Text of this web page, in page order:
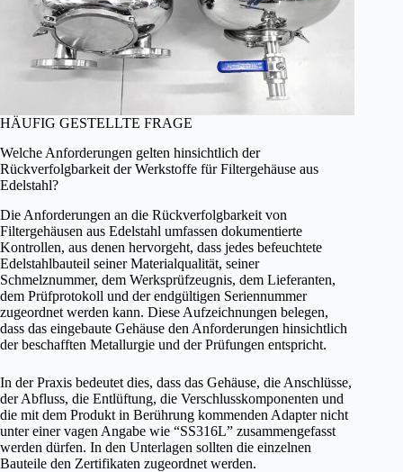
HÄUFIG GESTELLTE FRAGE
Welche Anforderungen gelten hinsichtlich der
Rückverfolgbarkeit der Werkstoffe für Filtergehäuse aus
Edelstahl?
Die Anforderungen an die Rückverfolgbarkeit von
Filtergehäusen aus Edelstahl umfassen dokumentierte
Kontrollen, aus denen hervorgeht, dass jedes befeuchtete
Edelstahlbauteil seiner Materialqualität, seiner
Schmelznummer, dem Werksprüfzeugnis, dem Lieferanten,
dem Prüfprotokoll und der endgültigen Seriennummer
zugeordnet werden kann. Diese Aufzeichnungen belegen,
dass das eingebaute Gehäuse den Anforderungen hinsichtlich
der beschafften Metallurgie und der Prüfungen entspricht.
In der Praxis bedeutet dies, dass das Gehäuse, die Anschlüsse,
der Abfluss, die Entlüftung, die Verschlusskomponenten und
die mit dem Produkt in Berührung kommenden Adapter nicht
unter einer vagen Angabe wie “SS316L” zusammengefasst
werden dürfen. In den Unterlagen sollten die einzelnen
Bauteile den Zertifikaten zugeordnet werden.